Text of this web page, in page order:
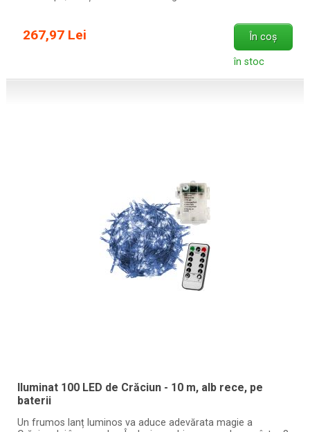
267,97 Lei În coș
în stoc
Iluminat 100 LED de Crăciun - 10 m, alb rece, pe
baterii
Un frumos lanț luminos va aduce adevărata magie a